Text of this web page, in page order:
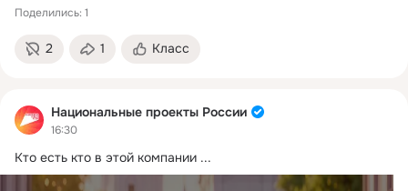
Поделились: 1
2 1 Класс
Национальные проекты России
16:30
Кто есть кто в этой компании ...